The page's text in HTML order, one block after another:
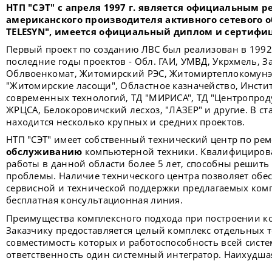
НТП "СЭТ" с апреля 1997 г. является официальным
американского производителя активного сетевого
TELESYN", имеется официальный диплом и
Первый проект по созданию ЛВС был реализован в
последние годы проектов - Обл. ГАИ, УМВД, Укрхмель,
Облвоенкомат, Житомирский РЭС,
"Житомирские ласощи", Областное казначейство,
современных технологий, ТД "МИРИСА", ТД
ЖРЦСА, Белокоровичский лесхоз, "ЛАЗЕР" и другие. В
находится несколько крупных и средних проектов.
НТП "СЭТ" имеет собственный технический центр по
обслуживанию компьютерной техники.
работы в данной области более 5 лет, способны
проблемы. Наличие технического центра позволяет
сервисной и технической поддержки предлагаемых
бесплатная консультационная линия.
Преимущества комплексного подхода при построении
Заказчику предоставляется целый комплекс отдельных
совместимость которых и работоспособность всей
ответственность один системный интегратор.